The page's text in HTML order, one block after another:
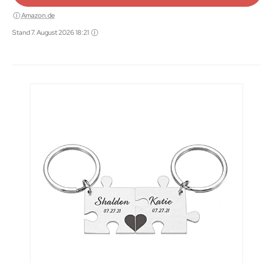
Amazon.de
Stand 7. August 2026 18:21